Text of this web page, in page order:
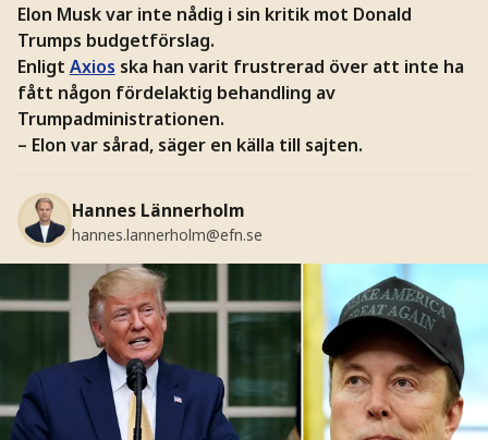
Elon Musk var inte nådig i sin kritik mot Donald
Trumps budgetförslag.
Enligt Axios ska han varit frustrerad över att inte ha
fått någon fördelaktig behandling av
Trumpadministrationen.
– Elon var sårad, säger en källa till sajten.
Hannes Lännerholm
hannes.lannerholm@efn.se